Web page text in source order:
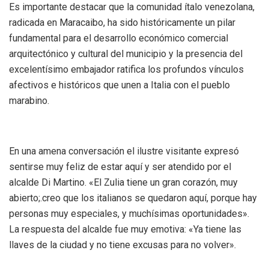
Es importante destacar que la comunidad ítalo venezolana,
radicada en Maracaibo, ha sido históricamente un pilar
fundamental para el desarrollo económico comercial
arquitectónico y cultural del municipio y la presencia del
excelentísimo embajador ratifica los profundos vínculos
afectivos e históricos que unen a Italia con el pueblo
marabino.
En una amena conversación el ilustre visitante expresó
sentirse muy feliz de estar aquí y ser atendido por el
alcalde Di Martino. «El Zulia tiene un gran corazón, muy
abierto;.creo que los italianos se quedaron aquí, porque hay
personas muy especiales, y muchísimas oportunidades».
La respuesta del alcalde fue muy emotiva: «Ya tiene las
llaves de la ciudad y no tiene excusas para no volver».